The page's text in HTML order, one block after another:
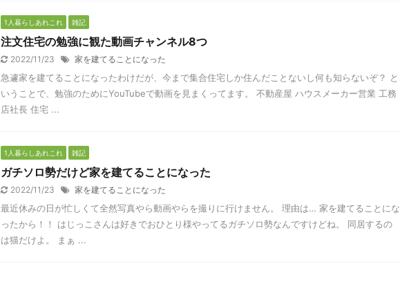
1人暮らしあれこれ 雑記
注文住宅の勉強に観た動画チャンネル8つ
2022/11/23 家を建てることになった
急遽家を建てることになったわけだが、今まで集合住宅しか住んだことないし何も知らないぞ？ と
いうことで、勉強のためにYouTubeで動画を見まくってます。 不動産屋 ハウスメーカー営業 工務
店社長 住宅 ...
1人暮らしあれこれ 雑記
ガチソロ勢だけど家を建てることになった
2022/11/23 家を建てることになった
最近休みの日が忙しくて全然写真やら動画やらを撮りに行けません。 理由は… 家を建てることにな
ったから！！ はじっこさんは好きでおひとり様やってるガチソロ勢なんですけどね。 同居するの
は猫だけよ。 まぁ ...